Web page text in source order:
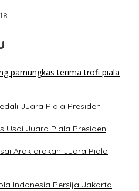
Juara Piala Presiden
Usai Juara Piala Presiden
Arak arakan Juara Piala
Indonesia Persija Jakarta